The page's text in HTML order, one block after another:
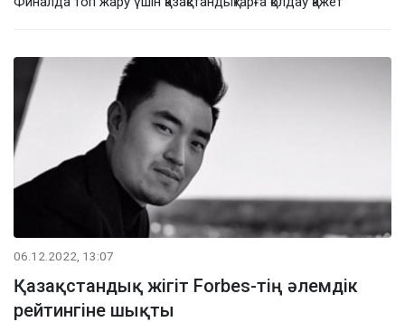
06.12.2022, 13:07
Қазақстандық жігіт Forbes-тің әлемдік
рейтингіне шықты